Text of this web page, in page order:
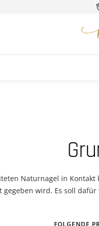
Naturnagel in
wird. Es soll